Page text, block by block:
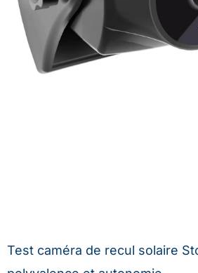
Test caméra de recul solaire